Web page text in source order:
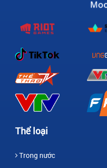
Thể loại
Trong nước